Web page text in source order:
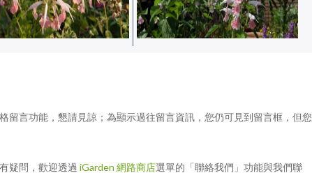
留言功能，懇請見諒；為顯示過往留言資訊，您仍可見到留言框，但您
疑問，歡迎透過 iGarden 網路商店選單的「聯絡我們」功能與我們聯